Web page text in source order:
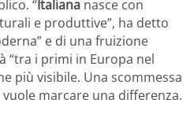
“Italiana nasce con
e produttive”, ha detto
e di una fruizione
“tra i primi in Europa nel
più visibile. Una scommessa
marcare una differenza.